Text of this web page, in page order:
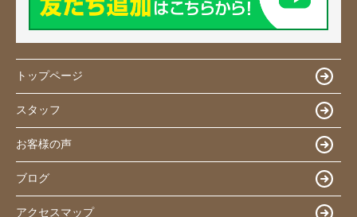
トップページ
スタッフ
お客様の声
ブログ
アクセスマップ